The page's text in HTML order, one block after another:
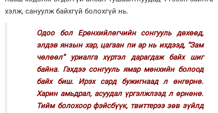
хэлж, сануулж байхгүй болохгүй нь.
Одоо бол Ерөнхийлөгчийн сонгууль дөхөөд,
элдэв янзын хар, цагаан пи ар нь ихдээд, “Зам
чөлөөл” уриалга хүртэл дарагдаж байх шиг
байна. Гэхдээ сонгууль ямар мөнхийн болоод
байх биш. Ирэх сард бужигнаад л өнгөрнө.
Харин амьдрал, асуудал үргэлжлээд л өрнөнө.
Тийм болохоор фэйсбүүк, твиттерээ зөв зүйлд